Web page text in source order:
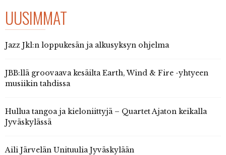
UUSIMMAT
Jazz Jkl:n loppukesän ja alkusyksyn ohjelma
JBB:llä groovaava kesäilta Earth, Wind & Fire -yhtyeen
musiikin tahdissa
Hullua tangoa ja kieloniittyjä – Quartet Ajaton keikalla
Jyväskylässä
Aili Järvelän Unituulia Jyväskylään